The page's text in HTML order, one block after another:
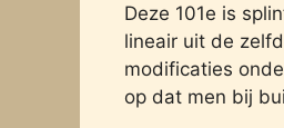
Deze 101e is
lineair uit de
modificaties
op dat men bij